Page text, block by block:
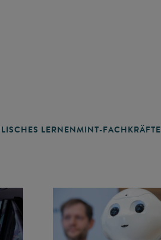
LERNEN MINT-FACHKRÄFTE